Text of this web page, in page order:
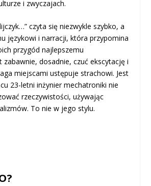
i zwyczajach.
czyta się niezwykle szybko, a
językowi i narracji, która przypomina
przygód najlepszemu
zabawnie, dosadnie, czuć ekscytację i
miejscami ustępuje strachowi. Jest
23-letni inżynier mechatroniki nie
rzeczywistości, używając
To nie w jego stylu.